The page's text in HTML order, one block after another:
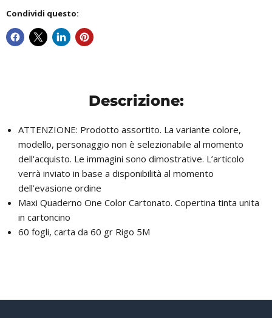
Condividi questo:
Descrizione:
ATTENZIONE: Prodotto assortito. La variante colore,
modello, personaggio non è selezionabile al momento
dell'acquisto. Le immagini sono dimostrative. L’articolo
verrà inviato in base a disponibilità al momento
dell’evasione ordine
Maxi Quaderno One Color Cartonato. Copertina tinta unita
in cartoncino
60 fogli, carta da 60 gr Rigo 5M